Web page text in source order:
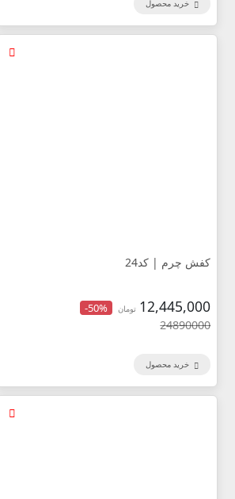
خرید محصول
کفش چرم | کد24
12,445,000 تومان -50%
24890000
خرید محصول